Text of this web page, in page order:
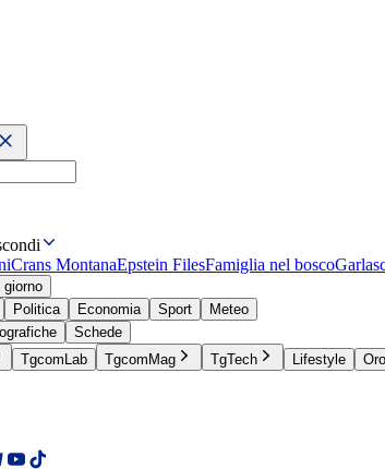
Crans MontanaEpstein FilesFamiglia nel bosco
Politica Economia Sport
Meteo
Schede
TgcomLab TgcomMag TgTech Lifestyle